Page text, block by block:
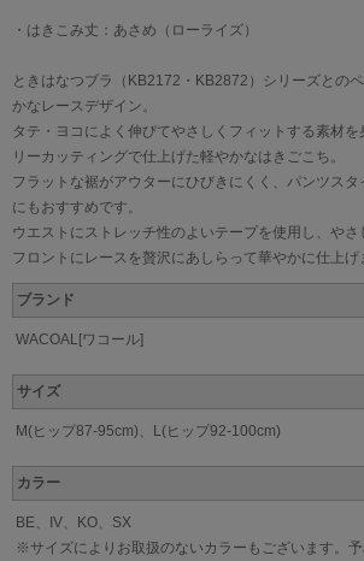
・はきこみ丈：あさめ（ローライズ）
ときはなつブラ（KB2172・KB2872）シリーズとの
かなレースデザイン。
タテ・ヨコによく伸びてやさしくフィットする素材
リーカッティングで仕上げた軽やかなはきごこち。
フラットな裾がアウターにひびきにくく、パンツスタ
にもおすすめです。
ウエストにストレッチ性のよいテープを使用し、やさ
フロントにレースを贅沢にあしらって華やかに仕上げ
ブランド
WACOAL[ワコール]
サイズ
M(ヒップ87-95cm)、L(ヒップ92-100cm)
カラー
BE、IV、KO、SX
※サイズによりお取扱のないカラーもございます。予